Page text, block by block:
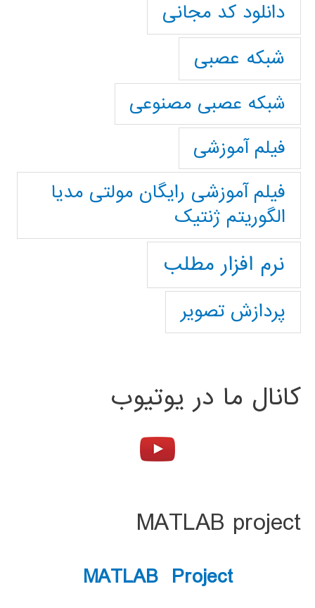
دانلود کد مجانی
شبکه عصبی
شبکه عصبی مصنوعی
فیلم آموزشی
فیلم آموزشی رایگان مولتی مدیا
الگوریتم ژنتیک
نرم افزار مطلب
پردازش تصویر
کانال ما در یوتیوب
MATLAB project
MATLAB Project